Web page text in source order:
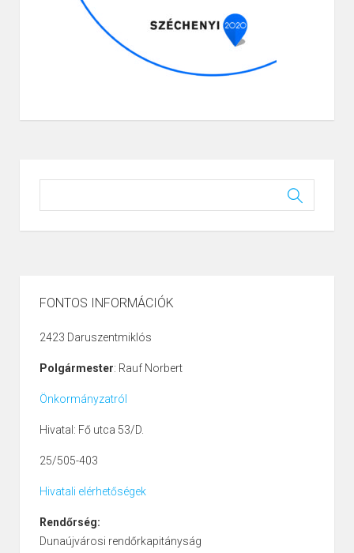
FONTOS INFORMÁCIÓK
2423 Daruszentmiklós
Polgármester: Rauf Norbert
Önkormányzatról
Hivatal: Fő utca 53/D.
25/505-403
Hivatali elérhetőségek
Rendőrség:
Dunaújvárosi rendőrkapitányság